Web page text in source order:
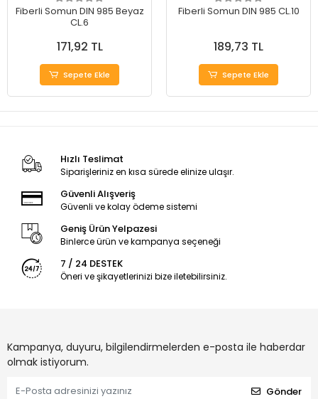
Fiberli Somun DIN 985 Beyaz
CL.6
171,92 TL
Sepete Ekle
Fiberli Somun DIN 985 CL.10
189,73 TL
Sepete Ekle
Hızlı Teslimat
Siparişleriniz en kısa sürede elinize ulaşır.
Güvenli Alışveriş
Güvenli ve kolay ödeme sistemi
Geniş Ürün Yelpazesi
Binlerce ürün ve kampanya seçeneği
7 / 24 DESTEK
Öneri ve şikayetlerinizi bize iletebilirsiniz.
Kampanya, duyuru, bilgilendirmelerden e-posta ile haberdar
olmak istiyorum.
Gönder